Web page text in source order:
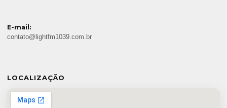
E-mail:
contato@lightfm1039.com.br
LOCALIZAÇÃO